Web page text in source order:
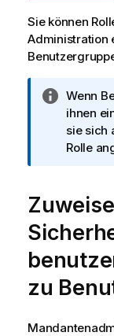
Sie können
Administration
I
n
f
o
a
t
i
n
s
Wenn
ihnen
sie sich
Rolle
zu